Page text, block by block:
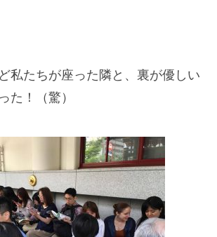
私たちが座った隣と、裏が優しい
た！（驚）